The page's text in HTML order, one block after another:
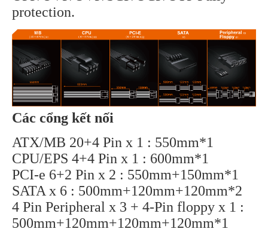
protection.
Các cổng kết nối
ATX/MB 20+4 Pin x 1 : 550mm*1
CPU/EPS 4+4 Pin x 1 : 600mm*1
PCI-e 6+2 Pin x 2 : 550mm+150mm*1
SATA x 6 : 500mm+120mm+120mm*2
4 Pin Peripheral x 3 + 4-Pin floppy x 1 :
500mm+120mm+120mm+120mm*1